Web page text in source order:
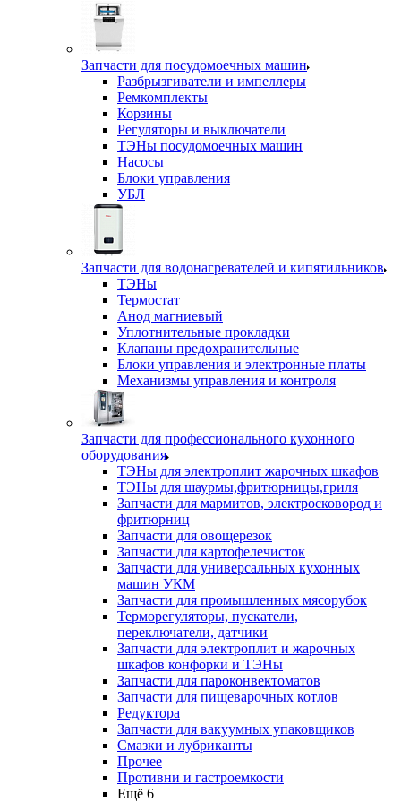
Запчасти для посудомоечных машин
Разбрызгиватели и импеллеры
Ремкомплекты
Корзины
Регуляторы и выключатели
ТЭНы посудомоечных машин
Насосы
Блоки управления
УБЛ
Запчасти для водонагревателей и кипятильников
ТЭНы
Термостат
Анод магниевый
Уплотнительные прокладки
Клапаны предохранительные
Блоки управления и электронные платы
Механизмы управления и контроля
Запчасти для профессионального кухонного
оборудования
ТЭНы для электроплит жарочных шкафов
ТЭНы для шаурмы,фритюрницы,гриля
Запчасти для мармитов, электросковород и
фритюрниц
Запчасти для овощерезок
Запчасти для картофелечисток
Запчасти для универсальных кухонных
машин УКМ
Запчасти для промышленных мясорубок
Терморегуляторы, пускатели,
переключатели, датчики
Запчасти для электроплит и жарочных
шкафов конфорки и ТЭНы
Запчасти для пароконвектоматов
Запчасти для пищеварочных котлов
Редуктора
Запчасти для вакуумных упаковщиков
Смазки и лубриканты
Прочее
Противни и гастроемкости
Ещё 6